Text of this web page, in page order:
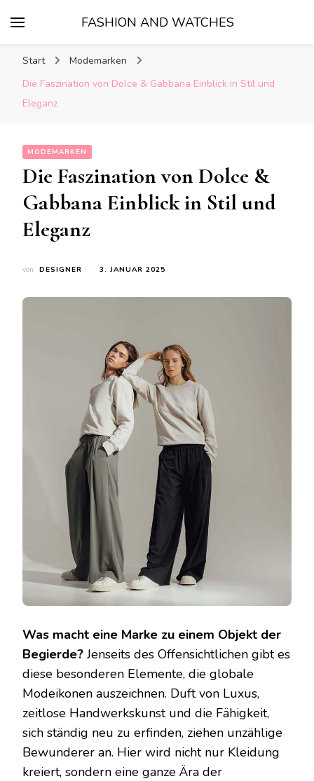
FASHION AND WATCHES
Start
Modemarken
Die Faszination von Dolce & Gabbana Einblick in Stil und
Eleganz
MODEMARKEN
Die Faszination von Dolce &
Gabbana Einblick in Stil und
Eleganz
von DESIGNER 3. JANUAR 2025
Was macht eine Marke zu einem Objekt der
Begierde?Jenseits des Offensichtlichen gibt es
diese besonderen Elemente, die globale
Modeikonen auszeichnen. Duft von Luxus,
zeitlose Handwerkskunst und die Fähigkeit,
sich ständig neu zu erfinden, ziehen unzählige
Bewunderer an. Hier wird nicht nur Kleidung
kreiert, sondern eine ganze Ära der